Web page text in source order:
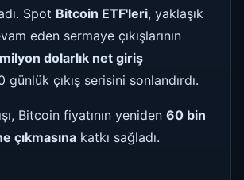
Spot Bitcoin ETF'leri, yaklaşık
eden sermaye çıkışlarının
dolarlık net giriş
günlük çıkış serisini sonlandırdı.
Bitcoin fiyatının yeniden 60 bin
çıkmasına katkı sağladı.